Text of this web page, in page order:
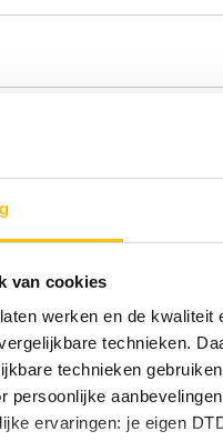
van cookies
werken en de
technieken.
technieken
persoonlijke
ervaringen: je eigen